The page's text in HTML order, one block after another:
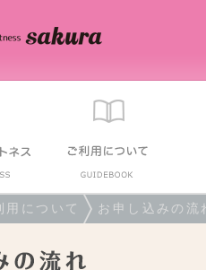
用について お申し込みの流